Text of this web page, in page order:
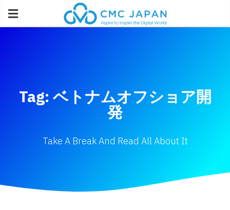
Tag: ベトナムオフショア開
発
Take A Break And Read All About It